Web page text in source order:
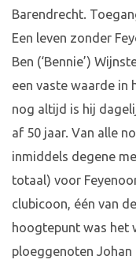
Barendrecht.
Een leven zonder
Ben (‘Bennie’)
een vaste waarde in
nog altijd is hij
af 50 jaar. Van alle
inmiddels degene
totaal) voor
clubicoon, één van
hoogtepunt was het
ploeggenoten Johan